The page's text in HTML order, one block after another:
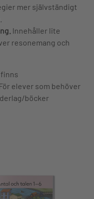
mer självständigt
Innehåller lite
resonemang och
elever som behöver
böcker